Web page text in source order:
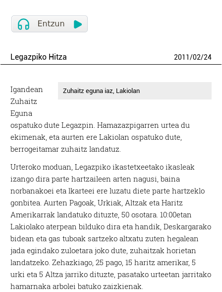
Legazpiko Hitza 2011/02/24
Zuhaitz eguna iaz, Lakiolan
Igandean
Zuhaitz
Eguna
ospatuko dute Legazpin. Hamazazpigarren urtea du
ekimenak, eta aurten ere Lakiolan ospatuko dute,
berrogeitamar zuhaitz landatuz.
Urteroko moduan, Legazpiko ikastetxeetako ikasleak
izango dira parte hartzaileen arten nagusi, baina
norbanakoei eta lkarteei ere luzatu diete parte hartzeklo
gonbitea. Aurten Pagoak, Urkiak, Altzak eta Haritz
Amerikarrak landatuko dituzte, 50 osotara. 10:00etan
Lakiolako aterpean bilduko dira eta handik, Deskargarako
bidean eta gas tuboak sartzeko altxatu zuten hegalean
jada egindako zuloetara joko dute, zuhaitzak horietan
landatzeko. Zehazkiago, 25 pago, 15 haritz amerikar, 5
urki eta 5 Altza jarriko dituzte, pasatako urteetan jarritako
hamarnaka arbolei batuko zaizkienak.